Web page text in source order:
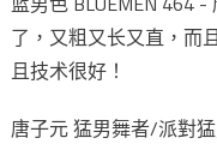
了，又粗又长又直，而
且技术很好！
唐子元 猛男舞者/派對